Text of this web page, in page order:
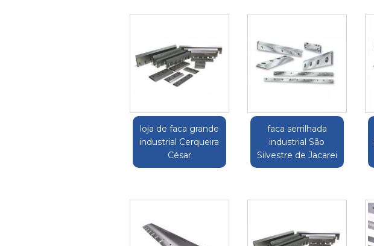
loja de faca grande
industrial Cerqueira
César
faca serrilhada
industrial São
Silvestre de Jacarei